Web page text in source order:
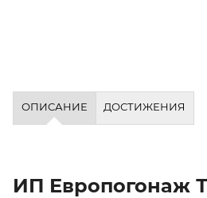
ОПИСАНИЕ ДОСТИЖЕНИЯ
ИП Европогонаж